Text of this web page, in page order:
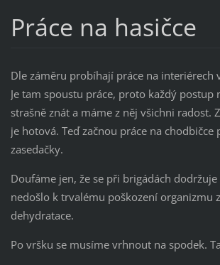
Práce na hasičce
Dle záměru probíhají práce na interiérech
Je tam spoustu práce, proto každý postup
strašně znát a máme z něj všichni radost.
je hotová. Teď začnou práce na chodbičce
zasedačky.
Doufáme jen, že se při brigádách
nedošlo k trvalému poškození organizmu
dehydratace.
Po vršku se musíme vrhnout na spodek.